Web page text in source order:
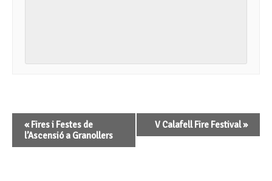
Navegació
d'Esdeveniment
«Fires i Festes de
l’Ascensió a Granollers
V Calafell Fire Festival»